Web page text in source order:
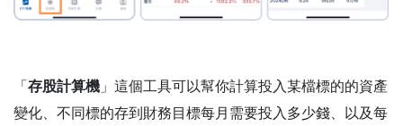
「存股計算機 」這個工具可以幫你計算投入某檔標的的資產
變化、不同標的存到財務目標每月需要投入多少錢、以及每